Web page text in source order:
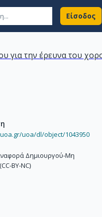
Είσοδος
για την έρευνα του
uoa/dl/object/1043950
Δημιουργού-Μη
BY-NC)